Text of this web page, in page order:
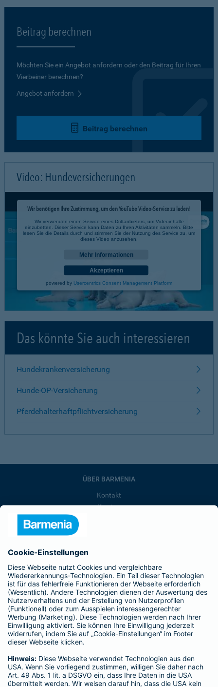
Beitrag berechnen
Möchten Sie ein Angebot anfordern oder den Beitrag für Ihren
Vierbeiner berechnen?
Angebot anfordern
Beitrag berechnen
Video: Hundeversicherungen
Wir benötigen Ihre Zustimmung, um den YouTube Video-Service zu laden!
Wir verwenden einen Service eines Drittanbieters, um Videoinhalte
einzubetten. Dieser Service kann Daten zu Ihren Aktivitäten sammeln. Bitte
lesen Sie die Details durch und stimmen Sie der Nutzung des Service zu, um
dieses Video anzusehen.
Mehr Informationen
Akzeptieren
powered by Usercentrics Consent Management Platform
Das könnte Sie auch interessieren
Hundekrankenversicherung
Hunde-OP-Versicherung
Pferdehalterhaftpflichtversicherung
ÜBER BARMENIA
Kontakt
Karriere
Affiliate-Partner werden
Barmenia ist Teil der BarmeniaGothaer
BELIEBTE SEITEN
Kranken-Zusatzversicherung
Tierversicherungen
Haftpflichtversicherung
Hausratversicherung
SERVICE
Adresse ändern